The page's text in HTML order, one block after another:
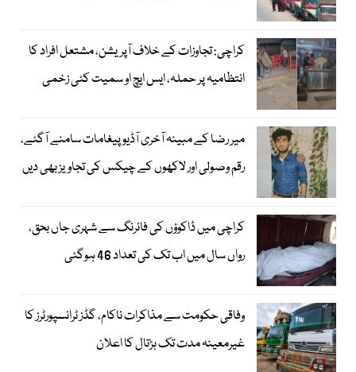
کراچی: تجاوزات کے خلاف آپریشن، مشتعل افراد کا
انتظامیہ پر حملہ، ایس ایچ او سمیت کئی زخمی
میر رضا کے مبینہ آخری آڈیو پیغامات سامنے آگئے،
رقم وصولی اور لاکھوں کے چیکس کی تجاویز بھی دیں
کراچی میں ڈاکوؤں کی فائرنگ سے شہری جاں بحق،
رواں سال میں اب تک کی تعداد 46 ہوگئی
وفاقی حکومت سے مذاکرات ناکام، گڈز ٹرانسپورٹرز کا
غیرمعینہ مدت تک ہڑتال کا اعلان